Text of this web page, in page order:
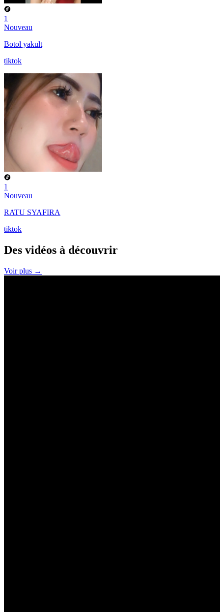
1
Nouveau
Botol yakult
tiktok
1
Nouveau
RATU SYAFIRA
tiktok
Des vidéos à découvrir
Voir plus →